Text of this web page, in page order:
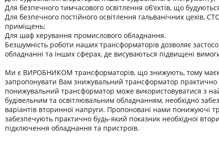
Для безпечного тимчасового освітлення об'єктів, що
Для безпечного постійного освітлення гальванічних цехів,
приміщень;
Для шаф керування промислового обладнання.
Безшумність роботи наших трансформаторів дозволяє
обладнанні та інших сферах, де висуваються підвищені
Ми є ВИРОБНИКОМ трансформаторів, що знижують, тому
запропонувати Вам знижувальний трансформатор практично
понижувальний трансформатор може використовуватися з
будівельним та освітлювальним обладнанням, необхідно
варіантів вторинної напруги. Пропоновані нами понижуючі
забезпечують практично будь-який показник необхідної
підключення обладнання та пристроїв.